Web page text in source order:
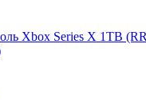
Xbox Series X 1TB